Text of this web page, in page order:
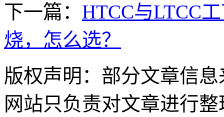
下一篇： HTCC与LTCC
烧，怎么选？
版权声明：部分文章信
网站只负责对文章进行